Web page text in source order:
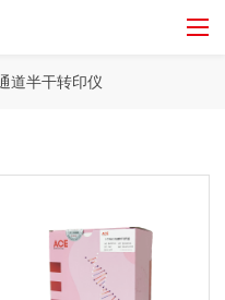
多通道半
道半干转印仪